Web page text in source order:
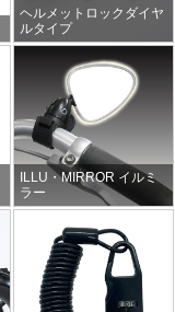
ヘルメットロックダイヤ
ルタイプ
ILLU・MIRROR イルミ
ラー